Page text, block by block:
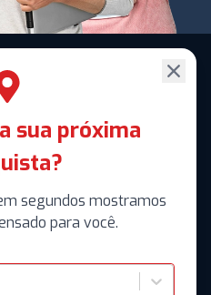
sua próxima
segundos mostramos
para você.